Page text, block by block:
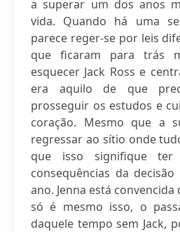
a superar um dos anos
vida. Quando há uma
parece reger-se por leis
que ficaram para trás
esquecer Jack Ross e
era aquilo de que
prosseguir os estudos e
coração. Mesmo que a
regressar ao sítio onde
que isso signifique
consequências da
ano. Jenna está convencida
só é mesmo isso, o
daquele tempo sem Jack,